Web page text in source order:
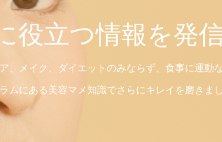
役立つ情報を発
、メイク、ダイエットのみならず、食事に運動
ムにある美容マメ知識でさらにキレイを磨きまし